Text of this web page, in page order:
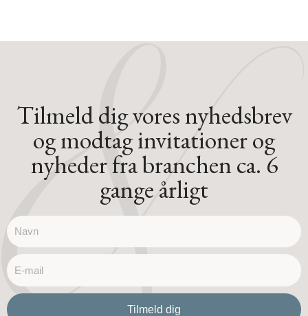
d
o
Tilmeld dig vores nyhedsbrev
og modtag invitationer og
nyheder fra branchen ca. 6
gange årligt
name
email
Tilmeld dig